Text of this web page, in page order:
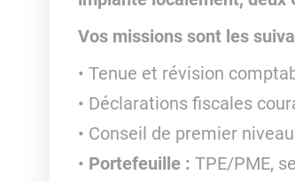
Vos missions sont les
Tenue et révision
Déclarations fiscales
Conseil de premier
Portefeuille : TPE/PME,